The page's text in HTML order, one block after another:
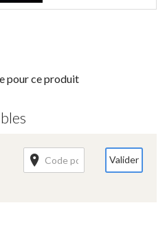
pour ce produit
Valider